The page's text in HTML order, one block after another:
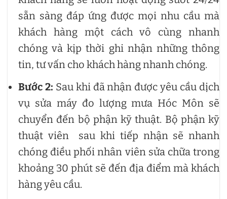
sẵn sàng đáp ứng được mọi nhu cầu mà
khách hàng một cách vô cùng nhanh
chóng và kịp thời ghi nhận những thông
tin, tư vấn cho khách hàng nhanh chóng.
Bước 2: Sau khi đã nhận được yêu cầu dịch
vụ sửa máy đo lượng mưa Hóc Môn sẽ
chuyển đến bộ phận kỹ thuật. Bộ phận kỹ
thuật viên sau khi tiếp nhận sẽ nhanh
chóng điều phối nhân viên sửa chữa trong
khoảng 30 phút sẽ đến địa điểm mà khách
hàng yêu cầu.